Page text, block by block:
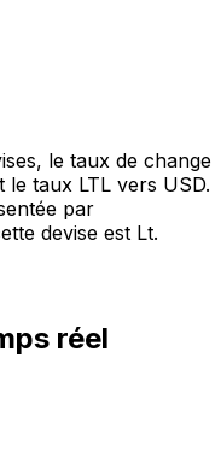
le taux de change
le taux LTL vers USD.
par
devise est Lt.
réel